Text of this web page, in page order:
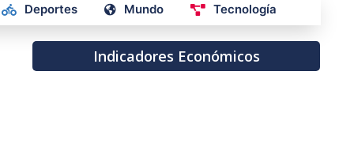
Deportes Mundo Tecnología
Indicadores Económicos